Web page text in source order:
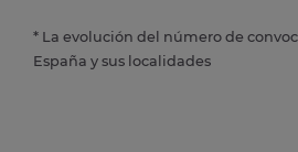
* La evolución del número de
España y sus localidades